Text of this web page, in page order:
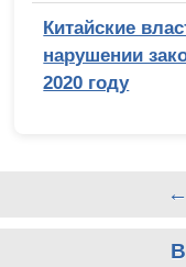
Китайские
нарушении
2020 году